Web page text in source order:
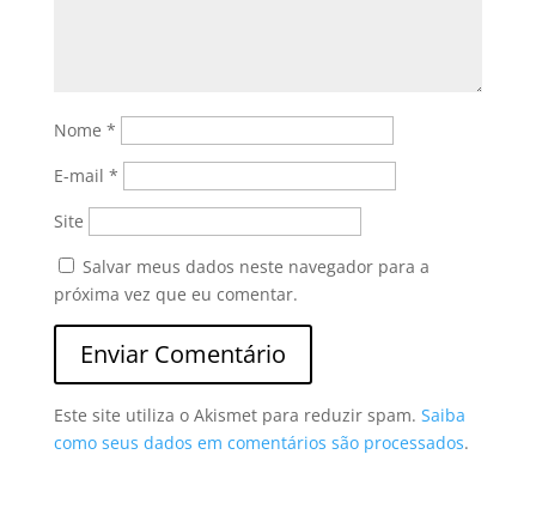
Nome *
E-mail *
Site
Salvar meus dados neste navegador para a
próxima vez que eu comentar.
Este site utiliza o Akismet para reduzir spam. Saiba
como seus dados em comentários são processados.